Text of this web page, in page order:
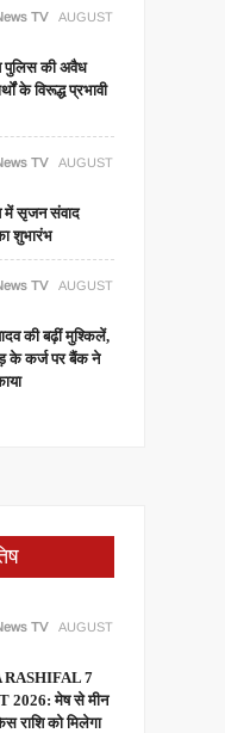
TV
AUGUST
पुलिस की अवैध
के विरूद्ध प्रभावी
TV
AUGUST
में सृजन संवाद
शुभारंभ
TV
AUGUST
की बढ़ीं मुश्किलें,
के कर्ज पर बैंक ने
TV
AUGUST
RASHIFAL 7
2026: मेष से मीन
राशि को मिलेगा